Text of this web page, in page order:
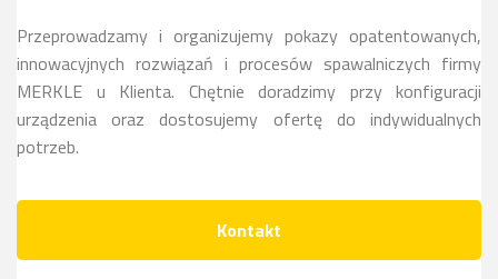
Przeprowadzamy i organizujemy pokazy opatentowanych,
innowacyjnych rozwiązań i procesów spawalniczych firmy
MERKLE u Klienta. Chętnie doradzimy przy konfiguracji
urządzenia oraz dostosujemy ofertę do indywidualnych
potrzeb.
Kontakt